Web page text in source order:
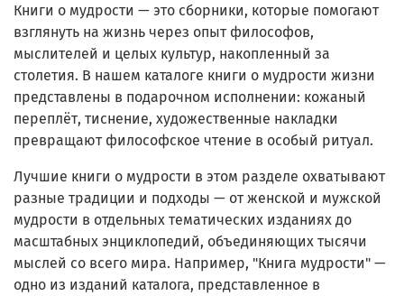
Книги о мудрости — это сборники, которые помогают
взглянуть на жизнь через опыт философов,
мыслителей и целых культур, накопленный за
столетия. В нашем каталоге книги о мудрости жизни
представлены в подарочном исполнении: кожаный
переплёт, тиснение, художественные накладки
превращают философское чтение в особый ритуал.
Лучшие книги о мудрости в этом разделе охватывают
разные традиции и подходы — от женской и мужской
мудрости в отдельных тематических изданиях до
масштабных энциклопедий, объединяющих тысячи
мыслей со всего мира. Например, "Книга мудрости" —
одно из изданий каталога, представленное в